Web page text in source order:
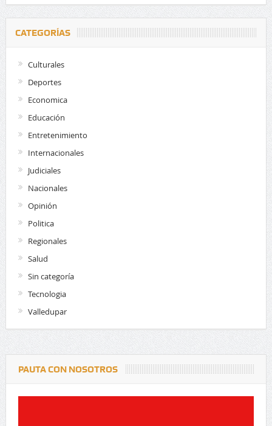
CATEGORÍAS
Culturales
Deportes
Economica
Educación
Entretenimiento
Internacionales
Judiciales
Nacionales
Opinión
Politica
Regionales
Salud
Sin categoría
Tecnologia
Valledupar
PAUTA CON NOSOTROS